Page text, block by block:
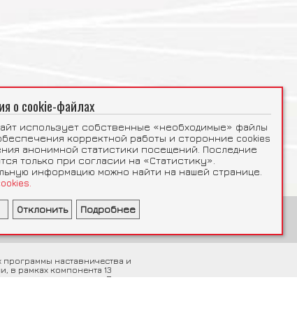
наставничества и
в рамках компонента 13
Плана
о cookie-файлах
использует собственные «необходимые» файлы
корректной работы и сторонние cookies
анонимной статистики посещений. Последние
только при согласии на «Статистику».
информацию можно найти на нашей странице.
Отклонить Подробнее
Статистика Принять выбранное
Сбор анонимной статистики